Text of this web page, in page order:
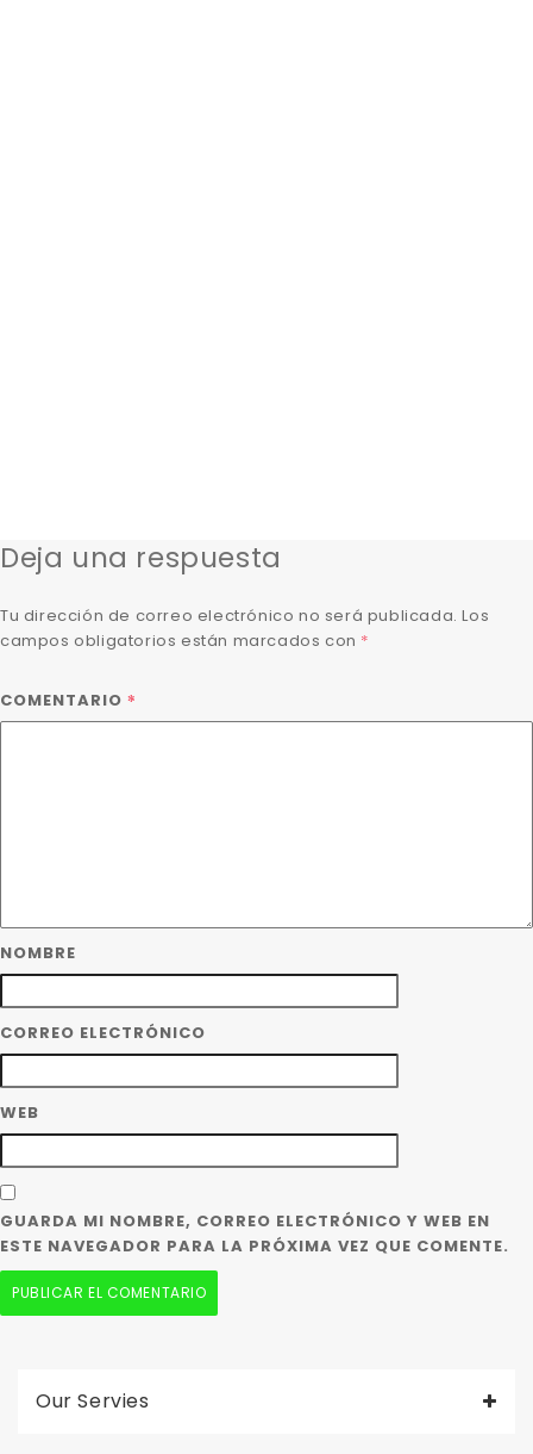
Deja una respuesta
Tu dirección de correo electrónico no será publicada. Los
campos obligatorios están marcados con *
COMENTARIO *
NOMBRE
CORREO ELECTRÓNICO
WEB
GUARDA MI NOMBRE, CORREO ELECTRÓNICO Y WEB EN
ESTE NAVEGADOR PARA LA PRÓXIMA VEZ QUE COMENTE.
Our Servies